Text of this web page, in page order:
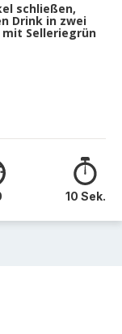
schließen,
Drink in zwei
mit Selleriegrün
10 Sek.